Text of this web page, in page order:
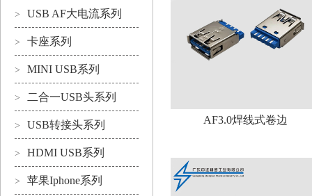
> USB AF大电流系列
> 卡座系列
> MINI USB系列
> 二合一USB头系列
> USB转接头系列
> HDMI USB系列
> 苹果Iphone系列
AF3.0焊线式卷边